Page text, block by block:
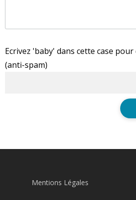
Ecrivez 'baby' dans cette case
(anti-spam)
Mentions Légales